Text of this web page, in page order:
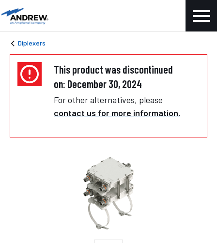
Diplexers
This product was discontinued
on: December 30, 2024
For other alternatives, please
contact us for more information.